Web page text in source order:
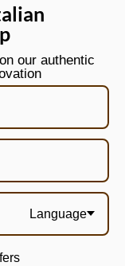
our authentic
Language